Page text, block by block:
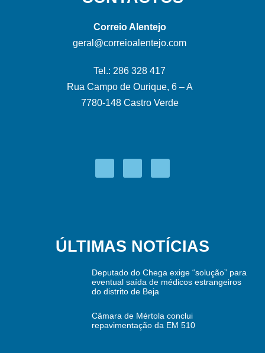
Correio Alentejo
geral@correioalentejo.com
Tel.: 286 328 417
Rua Campo de Ourique, 6 – A
7780-148 Castro Verde
ÚLTIMAS NOTÍCIAS
Deputado do Chega exige “solução” para
eventual saída de médicos estrangeiros
do distrito de Beja
Câmara de Mértola conclui
repavimentação da EM 510